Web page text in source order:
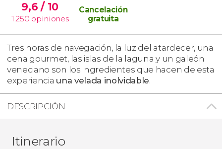
9,6/ 10
1.250 opiniones
Cancelación
gratuita
Tres horas de navegación, la luz del atardecer, una
cena gourmet, las islas de la laguna y un galeón
veneciano son los ingredientes que hacen de esta
experiencia una velada inolvidable.
DESCRIPCIÓN
Itinerario